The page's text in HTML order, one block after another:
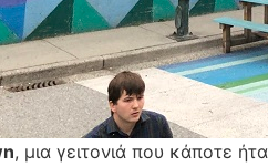
, μια γειτονιά που κάποτε